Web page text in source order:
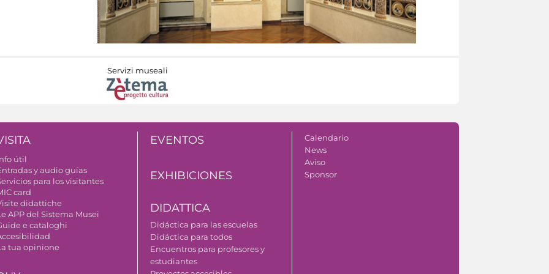
Servizi museali
útil
y audio guías
para los visitantes
card
didattiche
APP del Sistema Musei
e cataloghi
tua opinione
EVENTOS
EXHIBICIONES
DIDATTICA
Didáctica para las escuelas
Didáctica para todos
Encuentros para profesores y
estudiantes
Calendario
News
Aviso
Sponsor